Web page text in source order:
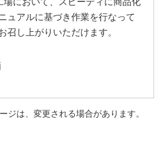
ュアルに基づき作業を行なって
召し上がりいただけます。
ジは、変更される場合があります。